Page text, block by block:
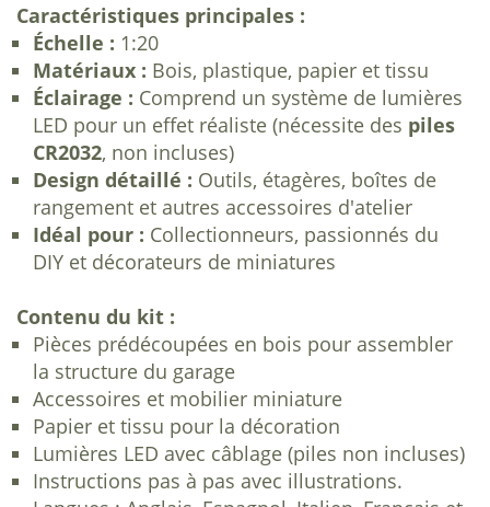
Caractéristiques principales :
Échelle : 1:20
Matériaux : Bois, plastique, papier et tissu
Éclairage : Comprend un système de lumières
LED pour un effet réaliste (nécessite des piles
CR2032, non incluses)
Design détaillé : Outils, étagères, boîtes de
rangement et autres accessoires d'atelier
Idéal pour : Collectionneurs, passionnés du
DIY et décorateurs de miniatures
Contenu du kit :
Pièces prédécoupées en bois pour assembler
la structure du garage
Accessoires et mobilier miniature
Papier et tissu pour la décoration
Lumières LED avec câblage (piles non incluses)
Instructions pas à pas avec illustrations.